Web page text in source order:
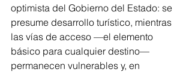
optimista del Gobierno del Estado: se
presume desarrollo turístico, mientras
las vías de acceso —el elemento
básico para cualquier destino—
permanecen vulnerables y, en